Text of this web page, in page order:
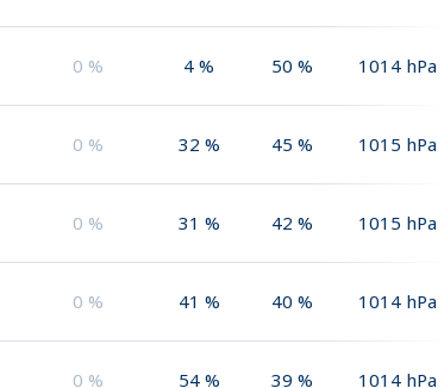
0 % 4 % 50 % 1014 hPa
0 % 32 % 45 % 1015 hPa
0 % 31 % 42 % 1015 hPa
0 % 41 % 40 % 1014 hPa
0 % 54 % 39 % 1014 hPa